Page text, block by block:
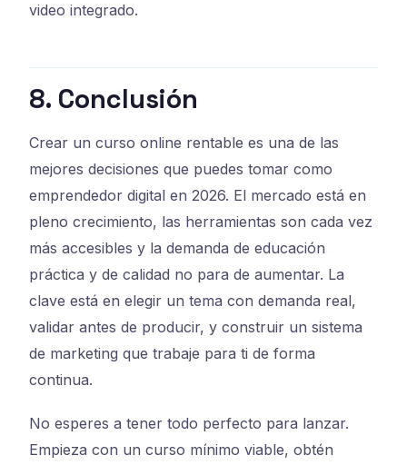
video integrado.
8. Conclusión
Crear un curso online rentable es una de las
mejores decisiones que puedes tomar como
emprendedor digital en 2026. El mercado está en
pleno crecimiento, las herramientas son cada vez
más accesibles y la demanda de educación
práctica y de calidad no para de aumentar. La
clave está en elegir un tema con demanda real,
validar antes de producir, y construir un sistema
de marketing que trabaje para ti de forma
continua.
No esperes a tener todo perfecto para lanzar.
Empieza con un curso mínimo viable, obtén